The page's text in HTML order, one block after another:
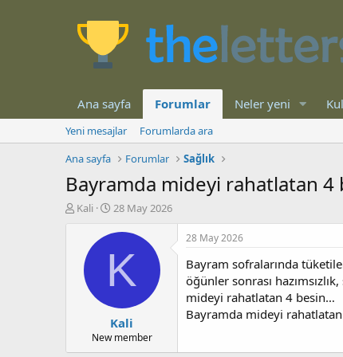
Ana sayfa Forumlar Neler yeni
Yeni mesajlar
Forumlarda ara
Ana sayfa
Forumlar Sağlık
Bayramda mideyi rahatlatan 4
K
l
Kali
B
ş
a
n
ı
ç
t
a
28 May 2026
K
Kali
New member
28 May 2026
Bayram sofralarında
öğünler sonrası
mideyi rahatlatan 4 besin…
Bayramda mideyi